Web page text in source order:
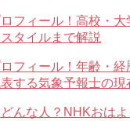
フィール！高校・
タイルまで解説
フィール！年齢・
する気象予報士の現
んな人？NHKおは